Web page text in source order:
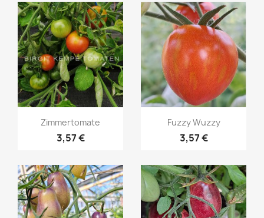
Vorschau
Zimmertomate
3,57 €
Vorschau
Fuzzy Wuzzy
3,57 €